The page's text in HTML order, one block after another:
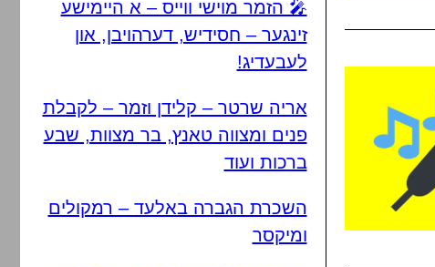
🎤 הזמר מוישי ווייס – א היימישע
זינגער – חסידיש, דערהויבן, און
לעבעדיג!
אריה שרטר – קלידן וזמר – לקבלת
פנים ומצווה טאנץ, בר מצוות, שבע
ברכות ועוד
השכרת הגברה באלעד – רמקולים
ומיקסר